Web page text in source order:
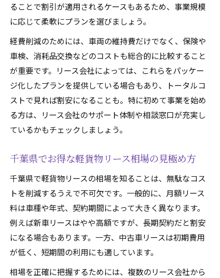
ることで割引が適用されるケースもあるため、事業規模
に応じて柔軟にプランを選びましょう。
経費削減のためには、車両の維持費だけでなく、保険や
車検、消耗品交換などのコストも総合的に比較すること
が重要です。リース会社によっては、これらをパッケー
ジ化したプランを提供している場合もあり、トータルコ
ストで見れば割安になることも。特に初めて事業を始め
る方は、リース会社のサポート体制や相談窓口が充実し
ているかもチェックしましょう。
千葉県でお得な軽貨物リース相場の見極め方
千葉県で軽貨物リースの相場を知ることは、無駄なコス
トを削減するうえで不可欠です。一般的に、月額リース
料は車種や年式、契約期間によって大きく異なります。
例えば新車リースはやや高額ですが、長期契約だと割安
になる場合もあります。一方、中古車リースは初期費用
が低く、短期間の利用にも適しています。
相場を正確に把握するためには、複数のリース会社から